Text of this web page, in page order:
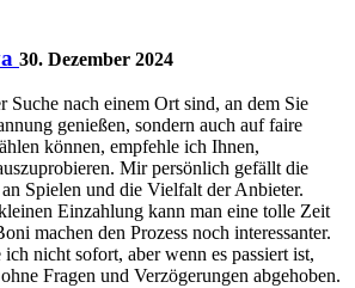
30. Dezember 2024
Suche nach einem Ort sind, an dem Sie
genießen, sondern auch auf faire
können, empfehle ich Ihnen,
Mir persönlich gefällt die
Spielen und die Vielfalt der Anbieter.
Einzahlung kann man eine tolle Zeit
machen den Prozess noch interessanter.
nicht sofort, aber wenn es passiert ist,
Fragen und Verzögerungen abgehoben.